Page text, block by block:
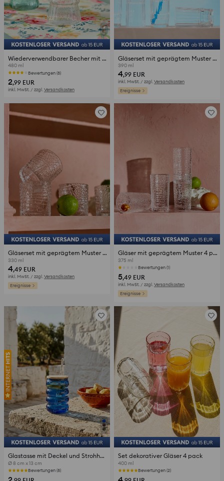
Wiederverwendbarer Becher mit Strohhalm
480 ml
Bewertungen (8)
2,99 EUR
inkl. MwSt. / zzgl. Versandkosten
Gläserset mit geprägtem Muster 4 pack
390 ml
4,99 EUR
inkl. MwSt. / zzgl. Versandkosten
Ereignisse
Gläserset mit geprägtem Muster 4 pack
330 ml
4,49 EUR
inkl. MwSt. / zzgl. Versandkosten
Ereignisse
Gläser mit geprägtem Muster 4 pack
375 ml
Bewertungen (1)
5,49 EUR
inkl. MwSt. / zzgl. Versandkosten
Ereignisse
Glastasse mit Deckel und Strohhalm
Ø 8 cm x 13 cm
Bewertungen (8)
Set dekorativer Gläser 4 pack
400 ml
Bewertungen (2)